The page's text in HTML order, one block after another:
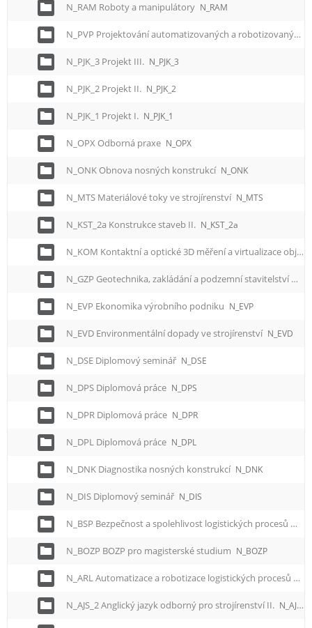
N_RAM Roboty a manipulátory N_RAM
N_PVP Projektování automatizovaných a robotizovaných výrobních procesů
N_PJK_3 Projekt III. N_PJK_3
N_PJK_2 Projekt II. N_PJK_2
N_PJK_1 Projekt I. N_PJK_1
N_OPX Odborná praxe N_OPX
N_ONK Obnova nosných konstrukcí N_ONK
N_MTS Materiálové toky ve strojírenství N_MTS
N_KST_2a Konstrukce staveb II. N_KST_2a
N_KOM Kontaktní a optické 3D měření a virtualizace objektů
N_GZP Geotechnika, zakládání a podzemní stavitelství
N_EVP Ekonomika výrobního podniku N_EVP
N_EVD Environmentální dopady ve strojírenství N_EVD
N_DSE Diplomový seminář N_DSE
N_DPS Diplomová práce N_DPS
N_DPR Diplomová práce N_DPR
N_DPL Diplomová práce N_DPL
N_DNK Diagnostika nosných konstrukcí N_DNK
N_DIS Diplomový seminář N_DIS
N_BSP Bezpečnost a spolehlivost logistických procesů
N_BOZP BOZP pro magisterské studium N_BOZP
N_ARL Automatizace a robotizace logistických procesů
N_AJS_2 Anglický jazyk odborný pro strojírenství II. N_AJS_2